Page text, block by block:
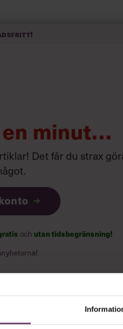
en minut…
Det får du strax
.
och utan tidsbegränsning!
Läs vår integritetspolicy här.